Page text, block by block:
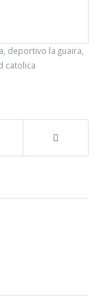
, deportivo la guaira,
catolica